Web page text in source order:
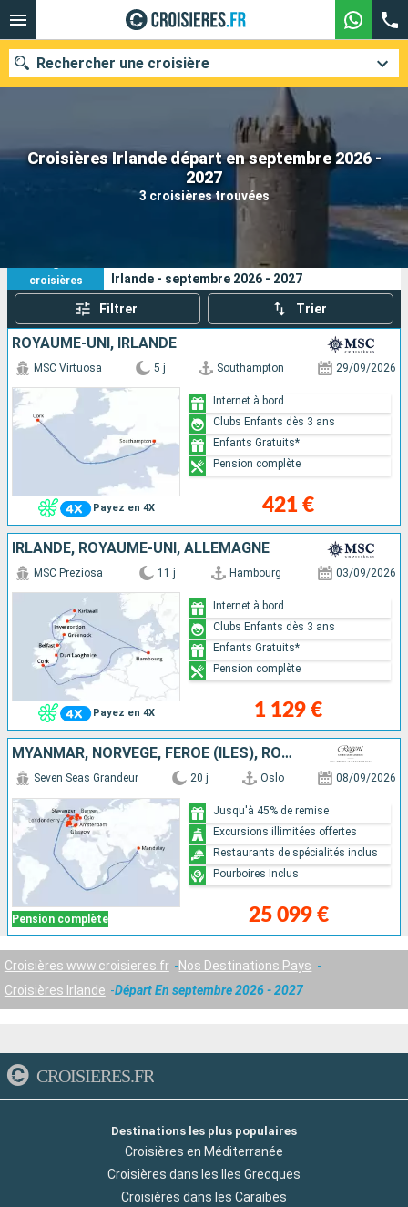
Croisières Irlande départ en septembre 2026 -
2027
3 croisières trouvées
Rechercher une croisière
Nos destinations
Rechercher
3
croisières
Vos critères de recherche :
Irlande - septembre 2026 - 2027
Filtrer Trier
ROYAUME-UNI, IRLANDE
Payez en 4X
MSC Virtuosa 5 j Southampton 29/09/2026
421 €
Internet à bord
Clubs Enfants dès 3 ans
Enfants Gratuits*
Pension complète
IRLANDE, ROYAUME-UNI, ALLEMAGNE
Payez en 4X
MSC Preziosa 11 j Hambourg 03/09/2026
1 129 €
Internet à bord
Clubs Enfants dès 3 ans
Enfants Gratuits*
Pension complète
MYANMAR, NORVÈGE, FÉROÉ (ÎLES), ROYAUME-UNI, IRLANDE, BELGIQUE, PAYS-BAS
Pension complète
Seven Seas Grandeur 20 j Oslo 08/09/2026
25 099 €
Jusqu'à 45% de remise
Excursions illimitées offertes
Restaurants de spécialités inclus
Pourboires Inclus
Croisières www.croisieres.fr
Nos Destinations Pays
Croisières Irlande
Départ En septembre 2026 - 2027
CROISIERES.FR
Destinations les plus populaires
Croisières en Méditerranée
Croisières dans les Iles Grecques
Croisières dans les Caraibes